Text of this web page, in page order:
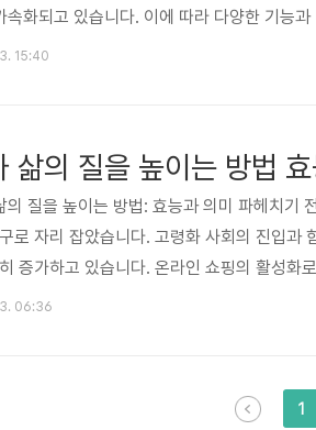
속화되고 있습니다. 이에 따라 다양한 기능
정입니다. 본 가이드는 이러한 어려움을 해
15:40
삶의 질을 높이는 방법
질을 높이는 방법: 효능과 의미 파헤치기
로 자리 잡았습니다. 고령화 사회의 진입과
증가하고 있습니다. 온라인 쇼핑의 활성화
을 갖춘 전동구루마들이 출시되면서 소비
06:36
1